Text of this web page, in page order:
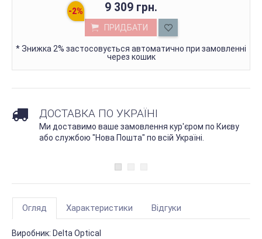
9 309 грн.
ПРИДБАТИ
*Знижка 2% застосовується автоматично при замовленні
через кошик
ДОСТАВКА ПО УКРАЇНІ
Ми доставимо ваше замовлення кур'єром по Києву
або службою "Нова Пошта" по всій Україні.
Огляд Характеристики Відгуки
Виробник: Delta Optical